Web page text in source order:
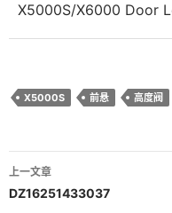
X5000S/X6000 Door
X5000S 前悬 高度阀
文
章
上一文章
DZ16251433037